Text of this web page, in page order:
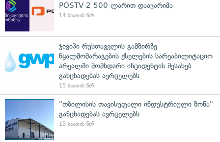
POSTV 2 500 ლარით დააჯარიმა
14 საათის წინ
ჯივიპი რუსთაველის გამზირზე
წყალმომარაგების ქსელების სარეაბილიტაციო
არეალში მომხდარი ინციდენტის შესახებ
განცხადებას ავრცელებს
15 საათის წინ
"თბილისის თავისუფალი ინდუსტრიული ზონა"
განცხადებას ავრცელებს
15 საათის წინ